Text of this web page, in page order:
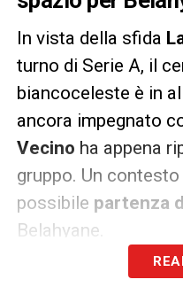
In vista della sfida
turno di Serie A, il
biancoceleste è in
ancora impegnato
Vecino ha appena
gruppo. Un
possibile partenza
Belahyane.
Non sarebbe solo